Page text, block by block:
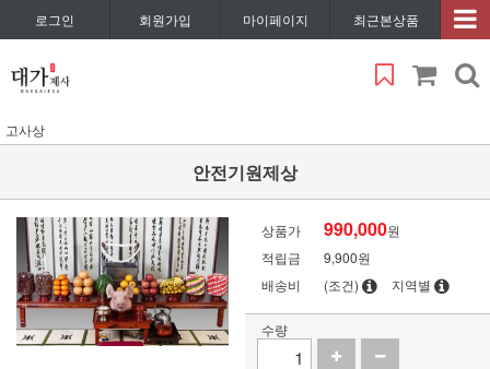
로그인 회원가입 마이페이지 최근본상품
고사상
안전기원제상
상품가 990,000원
적립금
9,900원
배송비
(조건) 지역별
수량